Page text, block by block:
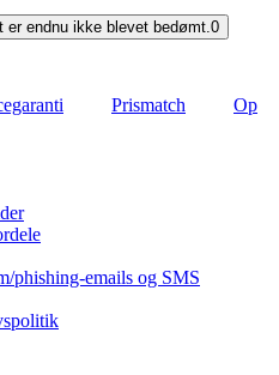
er endnu ikke blevet bedømt. 0
Prismatch
Op
phishing-emails og SMS